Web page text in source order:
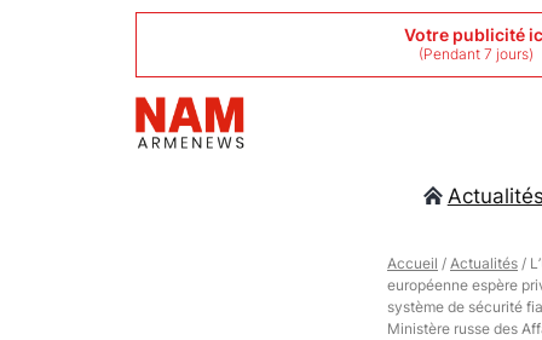
Votre publicité
(Pendant 7 jours)
Actualités
Accueil / Actualités /
européenne espère
système de sécurité
Ministère russe des